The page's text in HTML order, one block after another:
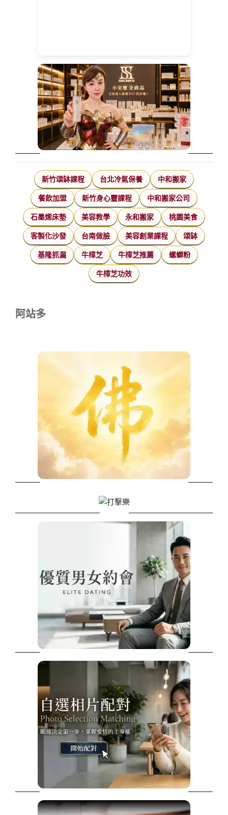
新竹頌缽課程 台北冷氣保養 中和搬家
餐飲加盟 新竹身心靈課程 中和搬家公司
石墨烯床墊 美容教學 永和搬家 桃園美食
客製化沙發 台南做臉 美容創業課程 頌缽
基隆抓漏 牛樟芝 牛樟芝推薦 螺螄粉
牛樟芝功效
阿站多